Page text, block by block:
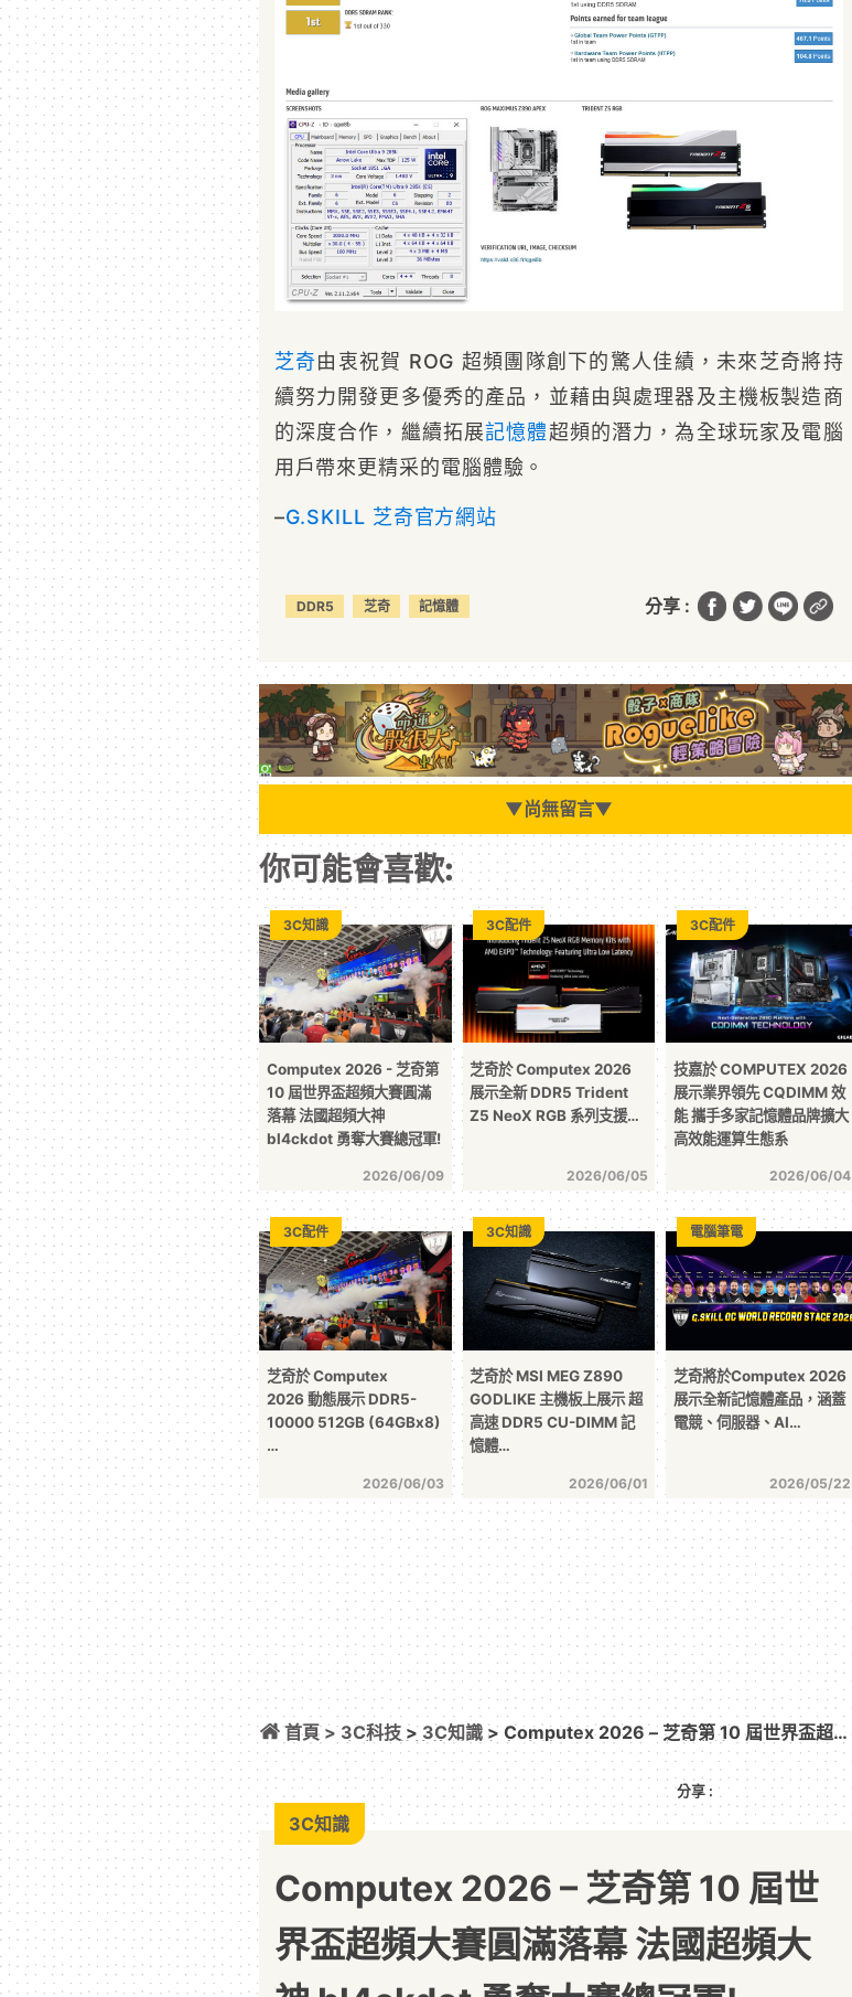
芝奇由衷祝賀 ROG 超頻團隊創下的驚人佳績，未來芝奇將持
續努力開發更多優秀的產品，並藉由與處理器及主機板製造商
的深度合作，繼續拓展記憶體超頻的潛力，為全球玩家及電腦
用戶帶來更精采的電腦體驗。
–G.SKILL 芝奇官方網站
DDR5 芝奇 記憶體 分享 :
▼尚無留言▼
你可能會喜歡:
Computex 2026 - 芝奇第
10 屆世界盃超頻大賽圓滿
落幕 法國超頻大神
bl4ckdot 勇奪大賽總冠軍!
2026/06/09
3C知識
芝奇於 Computex 2026
展示全新 DDR5 Trident
Z5 NeoX RGB 系列支援…
2026/06/05
3C配件
技嘉於 COMPUTEX 2026
展示業界領先 CQDIMM 效
能 攜手多家記憶體品牌擴大
高效能運算生態系
2026/06/04
3C配件
芝奇於 Computex
2026 動態展示 DDR5-
10000 512GB (64GBx8)
…
2026/06/03
3C配件
芝奇於 MSI MEG Z890
GODLIKE 主機板上展示 超
高速 DDR5 CU-DIMM 記
憶體…
2026/06/01
3C知識
芝奇將於Computex 2026
展示全新記憶體產品，涵蓋
電競、伺服器、AI…
2026/05/22
電腦筆電
首頁 >3C科技 > 3C知識 > Computex 2026 – 芝奇第 10 屆世界盃超頻
大賽圓滿落幕 法國超頻大神 bl4ckdot 勇奪大賽總冠軍!
分享 :
3C知識
Computex 2026 – 芝奇第 10 屆世
界盃超頻大賽圓滿落幕 法國超頻大